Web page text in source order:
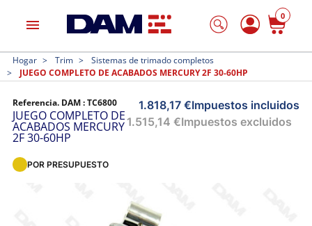
menu
0
Hogar Trim
Sistemas de trimado completos
JUEGO COMPLETO DE ACABADOS MERCURY 2F 30-60HP
Referencia. DAM :TC6800
JUEGO COMPLETO DE
ACABADOS MERCURY
2F 30-60HP
1.818,17 €Impuestos incluidos
1.515,14 €Impuestos excluidos
POR PRESUPUESTO